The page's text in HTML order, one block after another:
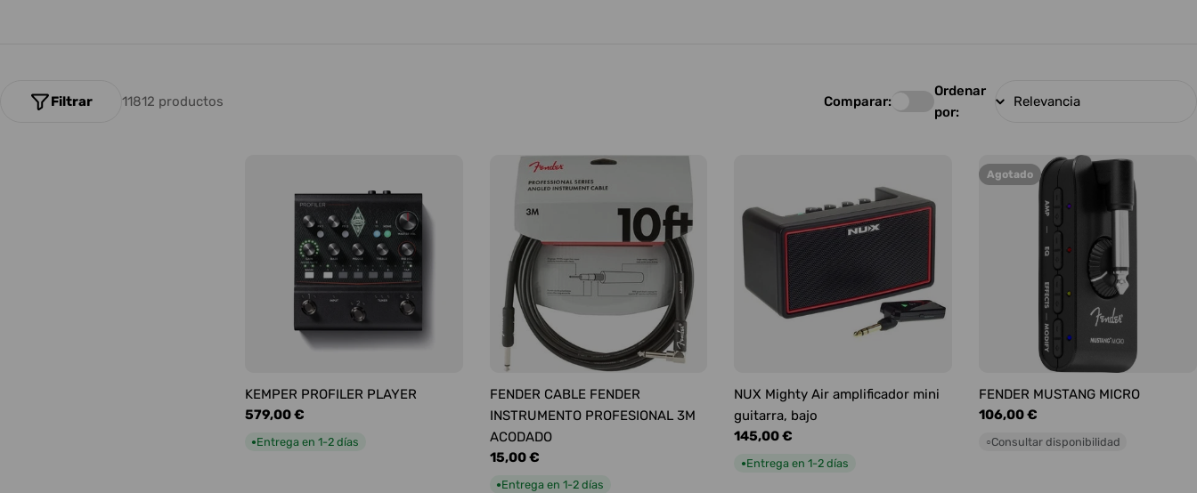
11812 productos
Filtrar Comparar:
Ordenar
por:
KEMPER PROFILER PLAYER
Precio
habitual
579,00 €
●Entrega en 1-2 días
FENDER CABLE FENDER
INSTRUMENTO PROFESIONAL 3M
ACODADO
Precio
habitual
15,00 €
●Entrega en 1-2 días
NUX Mighty Air amplificador mini
guitarra, bajo
Precio
habitual
145,00 €
●Entrega en 1-2 días
Agotado
FENDER MUSTANG MICRO
Precio
habitual
106,00 €
○Consultar disponibilidad